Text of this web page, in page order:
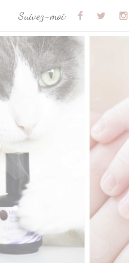
Suivez-moi: